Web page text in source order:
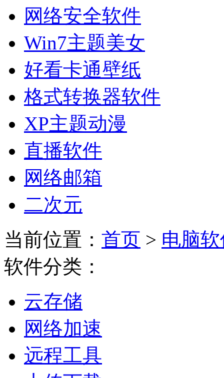
网络安全软件
Win7主题美女
好看卡通壁纸
格式转换器软件
XP主题动漫
直播软件
网络邮箱
二次元
当前位置： 首页 > 电脑
软件分类：
云存储
网络加速
远程工具